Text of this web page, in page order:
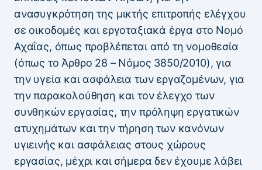
ανασυγκρότηση της μικτής επιτροπής ελέγχου
σε οικοδομές και εργοταξιακά έργα στο Νομό
Αχαΐας, όπως προβλέπεται από τη νομοθεσία
(όπως το Άρθρο 28 – Νόμος 3850/2010), για
την υγεία και ασφάλεια των εργαζομένων, για
την παρακολούθηση και τον έλεγχο των
συνθηκών εργασίας, την πρόληψη εργατικών
ατυχημάτων και την τήρηση των κανόνων
υγιεινής και ασφάλειας στους χώρους
εργασίας, μέχρι και σήμερα δεν έχουμε λάβει